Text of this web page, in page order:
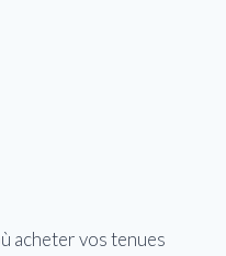
acheter vos tenues